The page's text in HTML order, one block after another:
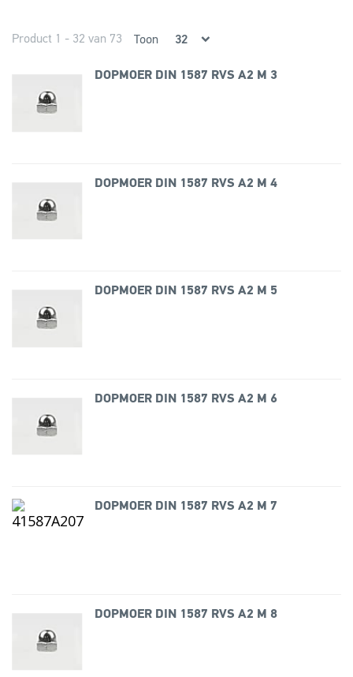
Product 1 - 32 van 73 Toon
DOPMOER DIN 1587 RVS A2 M 3
DOPMOER DIN 1587 RVS A2 M 4
DOPMOER DIN 1587 RVS A2 M 5
DOPMOER DIN 1587 RVS A2 M 6
DOPMOER DIN 1587 RVS A2 M 7
DOPMOER DIN 1587 RVS A2 M 8